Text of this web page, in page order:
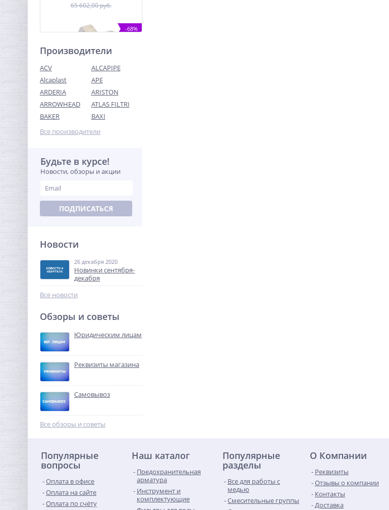
65 602,00 руб.
-68%
Ниппель редукция 1"1/4 x
1" (НР) никель UNI-FITT
387,20
Предохранительный
клапан 1/2 x3/4 ROMMER
для отопления 3 бар
323,84
Тройник резьбовой (ВР)
1"1/2 латунь UNI-FITT
3 858,00 руб.
-68%
Производители
ACV
ALCAPIPE
Alcaplast
APE
ARDERIA
ARISTON
ARROWHEAD
ATLAS FILTRI
BAKER
BAXI
Все производители
Будьте в курсе!
Новости, обзоры и акции
ПОДПИСАТЬСЯ
Новости
26 декабря 2020
Новинки сентября-
декабря
Все новости
Обзоры и советы
Юридическим лицам
Реквизиты магазина
Самовывоз
Все обзоры и советы
Популярные
вопросы
Оплата в офисе
Оплата на сайте
Оплата по счёту
Наш каталог
Предохранительная
арматура
Инструмент и
комплектующие
Популярные
разделы
Все для работы с
медью
Смесительные группы
О Компании
Реквизиты
Отзывы о компании
Контакты
Доставка